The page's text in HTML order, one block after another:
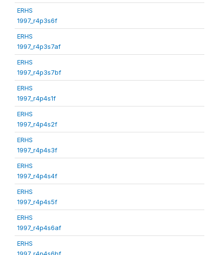
ERHS
1997_r4p3s6f
ERHS
1997_r4p3s7af
ERHS
1997_r4p3s7bf
ERHS
1997_r4p4s1f
ERHS
1997_r4p4s2f
ERHS
1997_r4p4s3f
ERHS
1997_r4p4s4f
ERHS
1997_r4p4s5f
ERHS
1997_r4p4s6af
ERHS
1997_r4p4s6bf